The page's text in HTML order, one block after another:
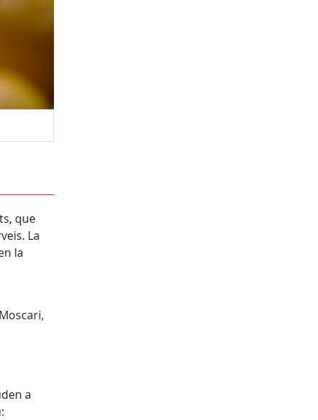
que
La
la
a